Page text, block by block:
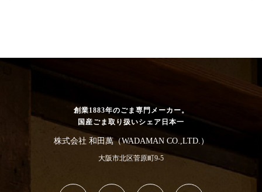
創業1883年のごま専門メーカー。
国産ごま取り扱いシェア日本一
株式会社 和田萬（WADAMAN CO.,LTD.）
大阪市北区菅原町9-5